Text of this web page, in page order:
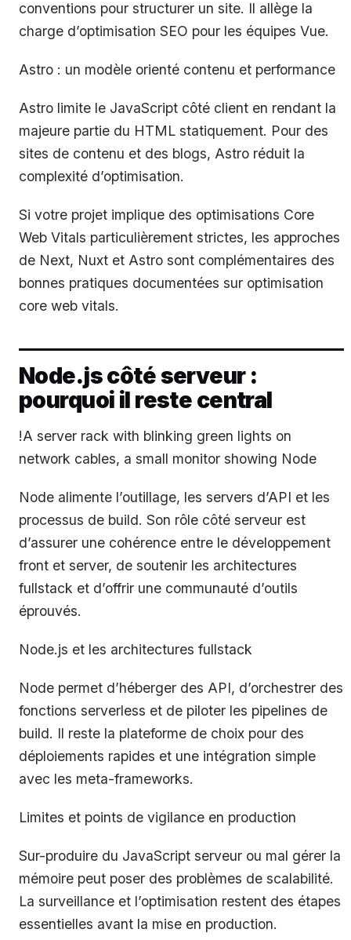
conventions pour structurer un site. Il allège la
charge d’optimisation SEO pour les équipes Vue.
Astro : un modèle orienté contenu et performance
Astro limite le JavaScript côté client en rendant la
majeure partie du HTML statiquement. Pour des
sites de contenu et des blogs, Astro réduit la
complexité d’optimisation.
Si votre projet implique des optimisations Core
Web Vitals particulièrement strictes, les approches
de Next, Nuxt et Astro sont complémentaires des
bonnes pratiques documentées sur optimisation
core web vitals.
Node.js côté serveur :
pourquoi il reste central
!A server rack with blinking green lights on
network cables, a small monitor showing Node
Node alimente l’outillage, les servers d’API et les
processus de build. Son rôle côté serveur est
d’assurer une cohérence entre le développement
front et server, de soutenir les architectures
fullstack et d’offrir une communauté d’outils
éprouvés.
Node.js et les architectures fullstack
Node permet d’héberger des API, d’orchestrer des
fonctions serverless et de piloter les pipelines de
build. Il reste la plateforme de choix pour des
déploiements rapides et une intégration simple
avec les meta-frameworks.
Limites et points de vigilance en production
Sur-produire du JavaScript serveur ou mal gérer la
mémoire peut poser des problèmes de scalabilité.
La surveillance et l’optimisation restent des étapes
essentielles avant la mise en production.